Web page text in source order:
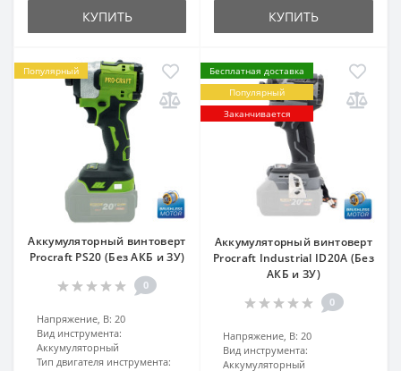
КУПИТЬ КУПИТЬ
Популярный
Аккумуляторный винтоверт
Procraft PS20 (Без АКБ и ЗУ)
0
Напряжение, В: 20
Вид инструмента:
Аккумуляторный
Тип двигателя инструмента:
Бесплатная доставка
Популярный
Заканчивается
Аккумуляторный винтоверт
Procraft Industrial ID20A (Без
АКБ и ЗУ)
0
Напряжение, В: 20
Вид инструмента:
Аккумуляторный